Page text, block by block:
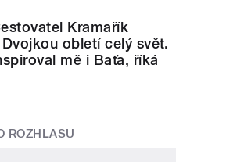
Kramařík
obletí celý svět.
mě i Baťa, říká
ROZHLASU